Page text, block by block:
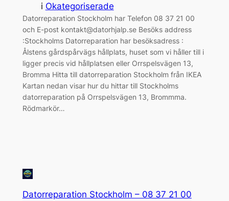
i Okategoriserade
Datorreparation Stockholm har Telefon 08 37 21 00
och E-post kontakt@datorhjalp.se Besöks address
:Stockholms Datorreparation har besöksadress :
Ålstens gårdspårvägs hållplats, huset som vi håller till i
ligger precis vid hållplatsen eller Orrspelsvägen 13,
Bromma Hitta till datorreparation Stockholm från IKEA
Kartan nedan visar hur du hittar till Stockholms
datorreparation på Orrspelsvägen 13, Brommma.
Rödmarkör…
Datorreparation Stockholm – 08 37 21 00